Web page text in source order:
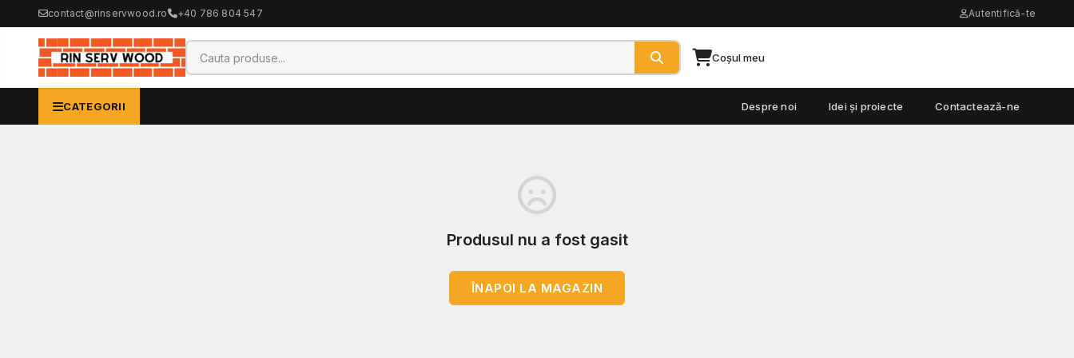
contact@rinservwood.ro +40 786 804 547 Autentifică-te
Coșul meu
CATEGORII Despre noi Idei și proiecte Contactează-ne
Produsul nu a fost gasit
ÎNAPOI LA MAGAZIN